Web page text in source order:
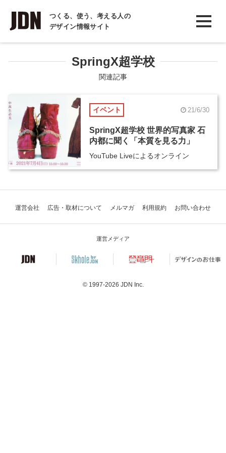
つくる、使う、考える人の
デザイン情報サイト
INTERVIEW
インタビュー
REPORT
COLUMN
コラム
SpringX超学校
関連記事
イベント 21/6/30
SpringX超学校 世界的写真家 石
内都に聞く「本質を見る力」
YouTube Liveによるオンライン
運営会社 広告・取材について メルマガ 利用規約 お問い合わせ
運営メディア
© 1997-2026 JDN Inc.